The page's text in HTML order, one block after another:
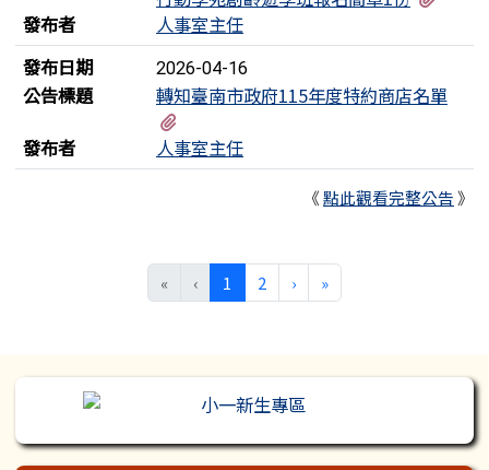
發布者
人事室主任
發布日期
2026-04-16
公告標題
轉知臺南市政府115年度特約商店名單
發布者
人事室主任
《點此觀看完整公告》
« ‹ 1 (目前頁次)
2 ›下一頁
»最後頁
左邊區域內容